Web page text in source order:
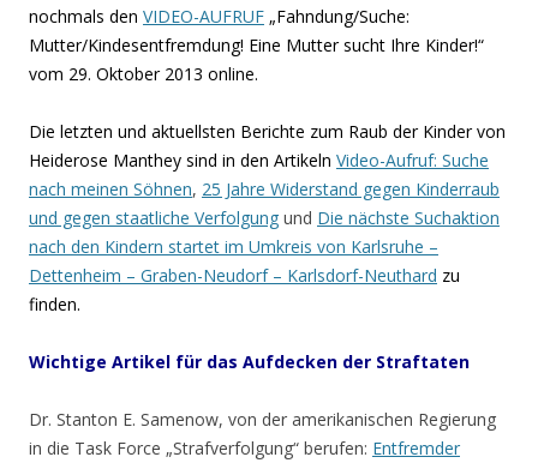
nochmals den VIDEO-AUFRUF „Fahndung/Suche:
Mutter/Kindesentfremdung! Eine Mutter sucht Ihre Kinder!“
vom 29. Oktober 2013 online.
Die letzten und aktuellsten Berichte zum Raub der Kinder von
Heiderose Manthey sind in den Artikeln Video-Aufruf: Suche
nach meinen Söhnen, 25 Jahre Widerstand gegen Kinderraub
und gegen staatliche Verfolgung und Die nächste Suchaktion
nach den Kindern startet im Umkreis von Karlsruhe –
Dettenheim – Graben-Neudorf – Karlsdorf-Neuthard zu
finden.
Wichtige Artikel für das Aufdecken der Straftaten
Dr. Stanton E. Samenow, von der amerikanischen Regierung
in die Task Force „Strafverfolgung“ berufen: Entfremder